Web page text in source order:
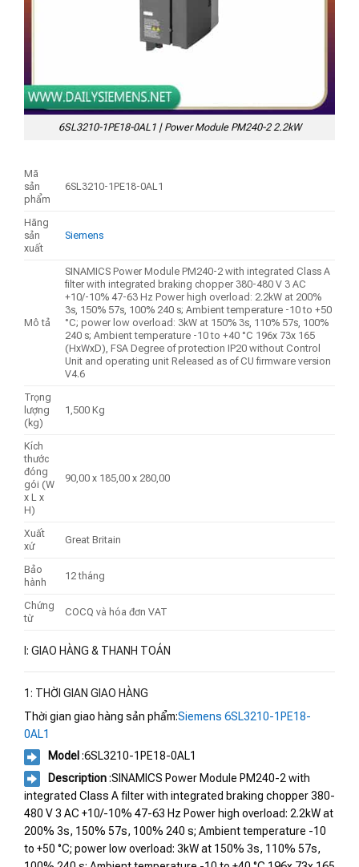
6SL3210-1PE18-0AL1 | Power Module PM240-2 2.2kW
Mã
sản
phẩm
6SL3210-1PE18-0AL1
Hãng
sản
xuất
Siemens
Mô tả
SINAMICS Power Module PM240-2 with integrated Class A
filter with integrated braking chopper 380-480 V 3 AC
+10/-10% 47-63 Hz Power high overload: 2.2kW at 200%
3s, 150% 57s, 100% 240 s; Ambient temperature -10 to +50
°C; power low overload: 3kW at 150% 3s, 110% 57s, 100%
240 s; Ambient temperature -10 to +40 °C 196x 73x 165
(HxWxD), FSA Degree of protection IP20 without Control
Unit and operating unit Released as of CU firmware version
V4.6
Trọng
lượng
(kg)
1,500 Kg
Kích
thước
đóng
gói (W
x L x
H)
90,00 x 185,00 x 280,00
Xuất
xứ
Great Britain
Bảo
hành
12 tháng
Chứng
từ
COCQ và hóa đơn VAT
I: GIAO HÀNG & THANH TOÁN
1: THỜI GIAN GIAO HÀNG
Thời gian giao hàng sản phẩm:Siemens 6SL3210-1PE18-
0AL1
Model :6SL3210-1PE18-0AL1
Description:SINAMICS Power Module PM240-2 with
integrated Class A filter with integrated braking chopper 380-
480 V 3 AC +10/-10% 47-63 Hz Power high overload: 2.2kW at
200% 3s, 150% 57s, 100% 240 s; Ambient temperature -10
to +50 °C; power low overload: 3kW at 150% 3s, 110% 57s,